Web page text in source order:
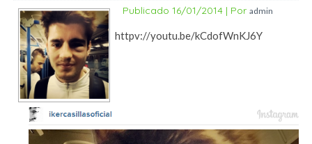
Publicado 16/01/2014 | Por admin
httpv://youtu.be/kCdofWnKJ6Y